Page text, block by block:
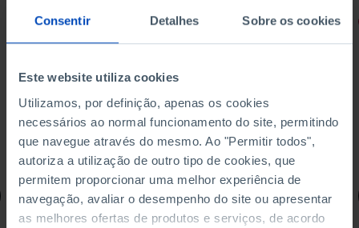
Consentir Detalhes Sobre os cookies
Este website utiliza cookies
Utilizamos, por definição, apenas os cookies
necessários ao normal funcionamento do site, permitindo
que navegue através do mesmo. Ao "Permitir todos",
autoriza a utilização de outro tipo de cookies, que
permitem proporcionar uma melhor experiência de
navegação, avaliar o desempenho do site ou apresentar
as melhores ofertas de produtos e serviços, de acordo
RETRATOS
4,50 €
Comprar